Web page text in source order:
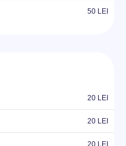
50 LEI
20 LEI
20 LEI